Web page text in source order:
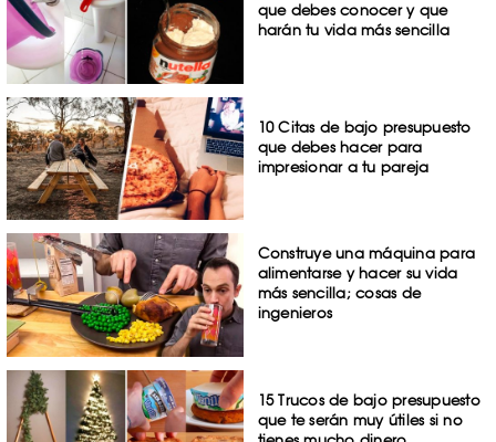
que debes conocer y que
harán tu vida más sencilla
10 Citas de bajo presupuesto
que debes hacer para
impresionar a tu pareja
Construye una máquina para
alimentarse y hacer su vida
más sencilla; cosas de
ingenieros
15 Trucos de bajo presupuesto
que te serán muy útiles si no